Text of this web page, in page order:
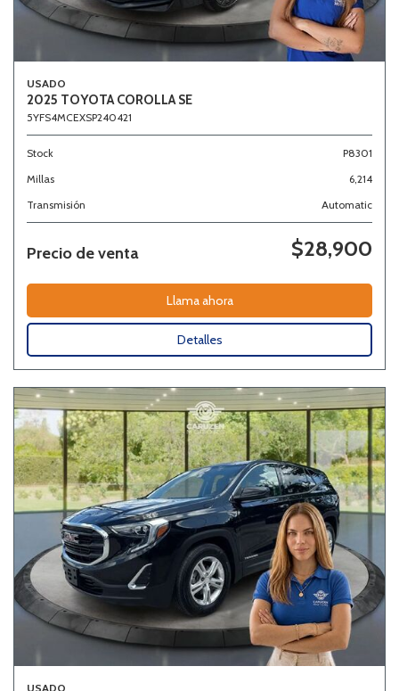
USADO
2025 TOYOTA COROLLA SE
5YFS4MCEXSP240421
Stock
P8301
Millas
6,214
Transmisión
Automatic
Precio de venta $28,900
Llama ahora
Detalles
USADO